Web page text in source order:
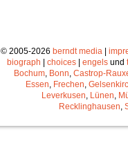
© 2005-2026 berndt media |
biograph | choices | engels und
Bochum Bonn Castrop-
Essen Frechen
Leverkusen Lünen
Recklinghausen